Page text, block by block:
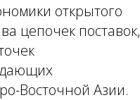
открытого
цепочек поставок,
Восточной Азии.